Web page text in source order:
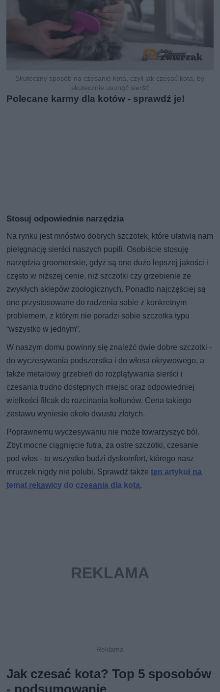
Skuteczny sposób na czesanie kota, czyli jak czesać kota, by
skutecznie usunąć sierść
Polecane karmy dla kotów - sprawdź je!
Stosuj odpowiednie narzędzia
Na rynku jest mnóstwo dobrych szczotek, które ułatwią nam
pielęgnację sierści naszych pupili. Osobiście stosuję
narzędzia groomerskie, gdyż są one dużo lepszej jakości i
często w niższej cenie, niż szczotki czy grzebienie ze
zwykłych sklepów zoologicznych. Ponadto najczęściej są
one przystosowane do radzenia sobie z konkretnym
problemem, z którym nie poradzi sobie szczotka typu
“wszystko w jednym”.
W naszym domu powinny się znaleźć dwie dobre szczotki -
do wyczesywania podszerstka i do włosa okrywowego, a
także metalowy grzebień do rozplątywania sierści i
czesania trudno dostępnych miejsc oraz odpowiedniej
wielkości filcak do rozcinania kołtunów. Cena takiego
zestawu wyniesie około dwustu złotych.
Poprawnemu wyczesywaniu nie może towarzyszyć ból.
Zbyt mocne ciągnięcie futra, za ostre szczotki, czesanie
pod włos - to wszystko budzi dyskomfort, którego nasz
mruczek nigdy nie polubi. Sprawdź takżeten artykuł na
temat rękawicy do czesania dla kota.
Jak czesać kota? Top 5 sposobów